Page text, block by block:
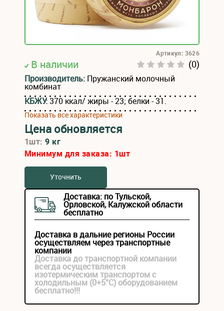
В наличии (0)
Артикул: 3626
Производитель: Пружанский молочный
комбинат
КБЖУ:370 ккал/ жиры - 23; белки - 31.
Показать все характеристики
Цена обновляется
1шт:9 кг
Минимум для заказа: 1шт
Уточнить
Доставка: по Тульской,
Орловской, Калужской области
бесплатно
Доставка в дальние регионы России
осуществляем через транспортные
компании
Доставка до транспортной компании
всегда осуществляется
изотермическим транспортом с
холодильным (0+5°С) оборудованием
бесплатно!!!